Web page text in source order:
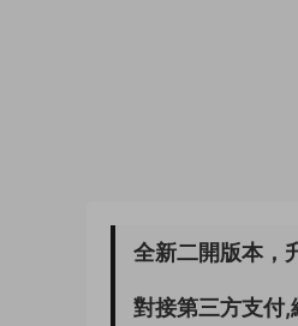
全新二開版本，
對接第三方支付